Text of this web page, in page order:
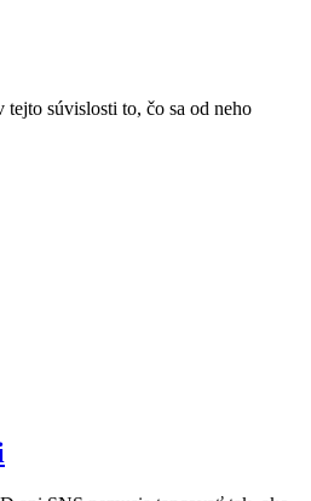
súvislosti to, čo sa od neho